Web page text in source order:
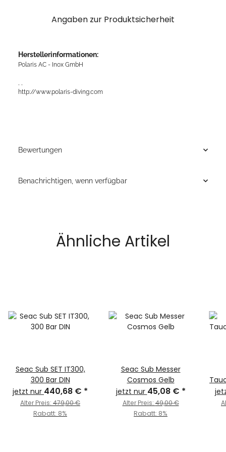
Angaben zur Produktsicherheit
Herstellerinformationen:
Polaris AC - Inox GmbH
http://www.polaris-diving.com
Bewertungen
Benachrichtigen, wenn verfügbar
Ähnliche Artikel
Seac Sub SET IT300,
300 Bar DIN
jetzt nur 440,68 € *
Alter Preis: 479,00 €
Rabatt: 8%
Seac Sub Messer
Cosmos Gelb
jetzt nur 45,08 € *
Alter Preis:49,00 €
Rabatt: 8%